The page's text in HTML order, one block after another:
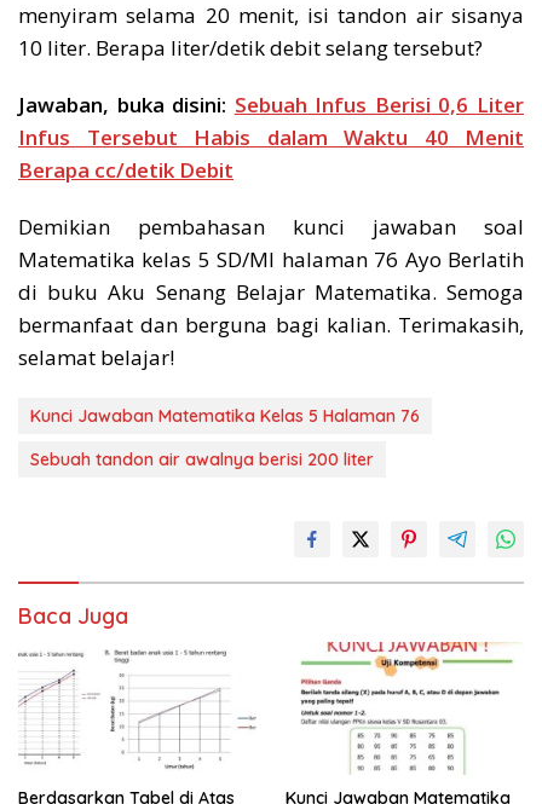
menyiram selama 20 menit, isi tandon air sisanya
10 liter. Berapa liter/detik debit selang tersebut?
Jawaban, buka disini: Sebuah Infus Berisi 0,6 Liter
Infus Tersebut Habis dalam Waktu 40 Menit
Berapa cc/detik Debit
Demikian pembahasan kunci jawaban soal
Matematika kelas 5 SD/MI halaman 76 Ayo Berlatih
di buku Aku Senang Belajar Matematika. Semoga
bermanfaat dan berguna bagi kalian. Terimakasih,
selamat belajar!
Kunci Jawaban Matematika Kelas 5 Halaman 76
Sebuah tandon air awalnya berisi 200 liter
Baca Juga
Berdasarkan Tabel di Atas
Kunci Jawaban Matematika